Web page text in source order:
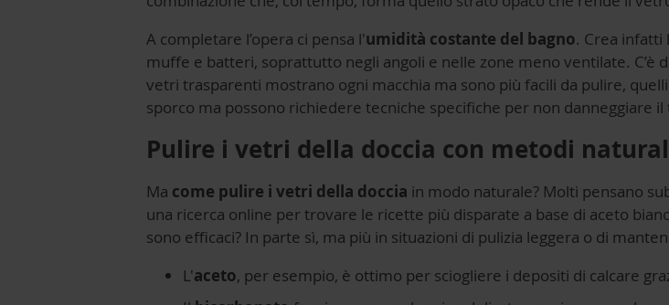
A completare l’opera ci pensa l'umidità costante del bagno. Crea infatti
muffe e batteri, soprattutto negli angoli e nelle zone meno ventilate. C’è
vetri trasparenti mostrano ogni macchia ma sono più facili da pulire,
sporco ma possono richiedere tecniche specifiche per non danneggiare
Pulire i vetri della doccia con metodi
Ma come pulire i vetri della doccia in modo naturale? Molti pensano
una ricerca online per trovare le ricette più disparate a base di aceto
sono efficaci? In parte sì, ma più in situazioni di pulizia leggera o di
L'aceto, per esempio, è ottimo per sciogliere i depositi di calcare